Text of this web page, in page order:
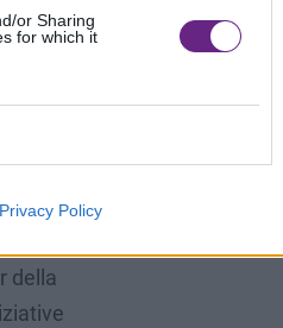
or Sharing
for which it
Privacy Policy
fin
sarà
19
della